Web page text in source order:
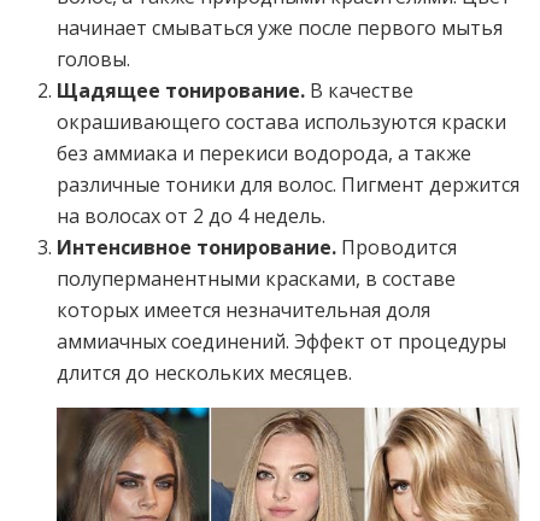
начинает смываться уже после первого мытья
головы.
Щадящее тонирование. В качестве
окрашивающего состава используются краски
без аммиака и перекиси водорода, а также
различные тоники для волос. Пигмент держится
на волосах от 2 до 4 недель.
Интенсивное тонирование. Проводится
полуперманентными красками, в составе
которых имеется незначительная доля
аммиачных соединений. Эффект от процедуры
длится до нескольких месяцев.